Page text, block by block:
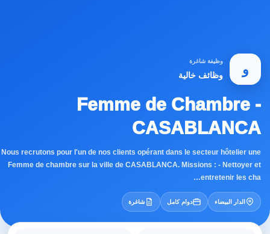
و
وظيفة شاغرة
وظائف خالية
Femme de Chambre -
CASABLANCA
Nous recrutons pour l'un de nos clients opérant dans le secteur hôtelier une
Femme de chambre sur la ville de CASABLANCA. Missions : - Nettoyer et
entretenir les cha…
الدار البيضاء دوام كامل شاغرة